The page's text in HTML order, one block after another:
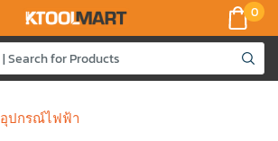
0
อุปกรณ์ไฟฟ้า